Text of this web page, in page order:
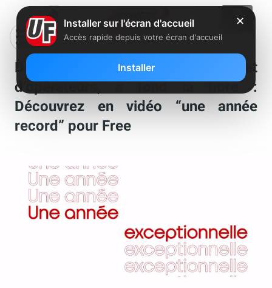
Déploiement 4G/5G, rachat
d’opérateurs, à fond la fibre :
Découvrez en vidéo “une année
record” pour Free
✕
Installer sur l'écran d'accueil
Accès rapide depuis votre écran d'accueil
Installer